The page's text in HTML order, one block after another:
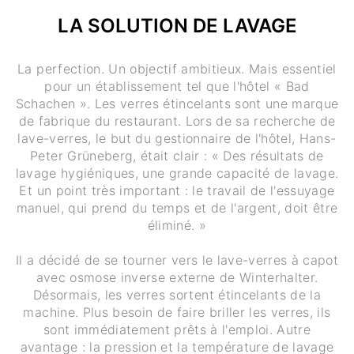
LA SOLUTION DE LAVAGE
La perfection. Un objectif ambitieux. Mais essentiel
pour un établissement tel que l'hôtel « Bad
Schachen ». Les verres étincelants sont une marque
de fabrique du restaurant. Lors de sa recherche de
lave-verres, le but du gestionnaire de l'hôtel, Hans-
Peter Grüneberg, était clair : « Des résultats de
lavage hygiéniques, une grande capacité de lavage.
Et un point très important : le travail de l'essuyage
manuel, qui prend du temps et de l'argent, doit être
éliminé. »
Il a décidé de se tourner vers le lave-verres à capot
avec osmose inverse externe de Winterhalter.
Désormais, les verres sortent étincelants de la
machine. Plus besoin de faire briller les verres, ils
sont immédiatement prêts à l'emploi. Autre
avantage : la pression et la température de lavage